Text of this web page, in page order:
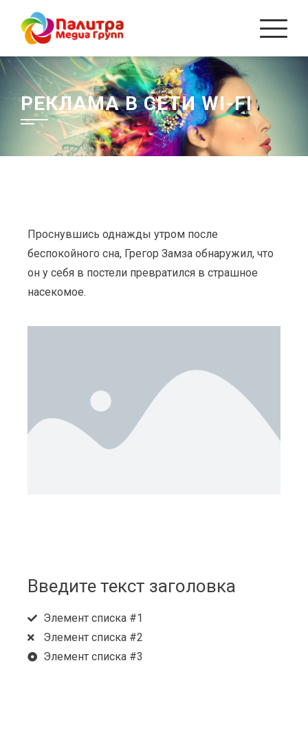
РЕКЛАМА В СЕТИ WI-FI
Проснувшись однажды утром после
беспокойного сна, Грегор Замза обнаружил, что
он у себя в постели превратился в страшное
насекомое.
Введите текст заголовка
Элемент списка #1
Элемент списка #2
Элемент списка #3